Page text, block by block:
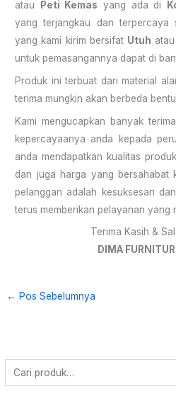
atau Peti Kemas yang ada di
yang terjangkau dan terpercaya
yang kami kirim bersifat Utuh atau
untuk pemasangannya dapat di
Produk ini terbuat dari material
terima mungkin akan berbeda
Kami mengucapkan banyak
kepercayaanya anda kepada
anda mendapatkan kualitas
dan juga harga yang bersahabat
pelanggan adalah kesuksesan
terus memberikan pelayanan yang
Terima Kasih &
DIMA
← Pos Sebelumnya